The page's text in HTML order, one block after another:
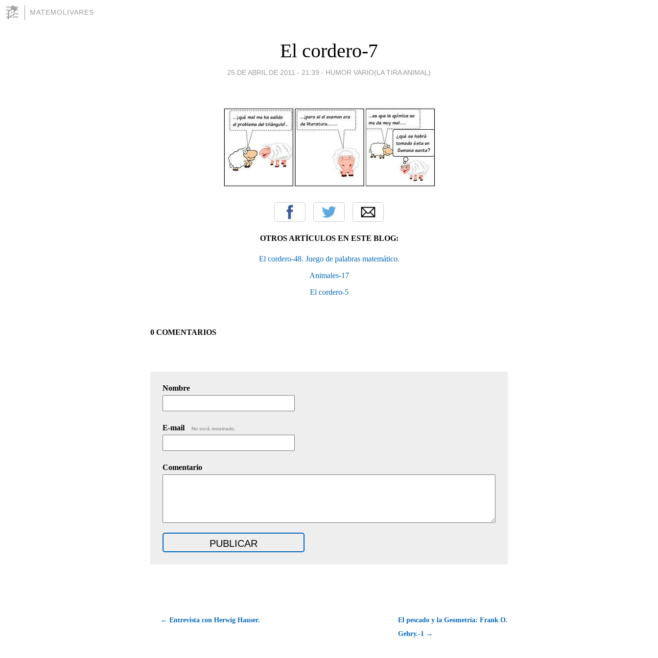
MATEMOLIVARES
El cordero-7
25 DE ABRIL DE 2011 - 21:39 - HUMOR VARIO(LA TIRA ANIMAL)
OTROS ARTÍCULOS EN ESTE BLOG:
El cordero-48. Juego de palabras matemático.
Animales-17
El cordero-5
0 COMENTARIOS
Nombre
E-mail No será mostrado.
Comentario
← Entrevista con Herwig Hauser.
El pescado y la Geometría: Frank O.
Gehry.-1 →